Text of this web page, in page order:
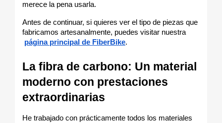
merece la pena usarla.
Antes de continuar, si quieres ver el tipo de piezas que
fabricamos artesanalmente, puedes visitar nuestra
página principal de FiberBike.
La fibra de carbono: Un material
moderno con prestaciones
extraordinarias
He trabajado con prácticamente todos los materiales